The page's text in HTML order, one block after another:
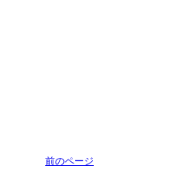
前のページ